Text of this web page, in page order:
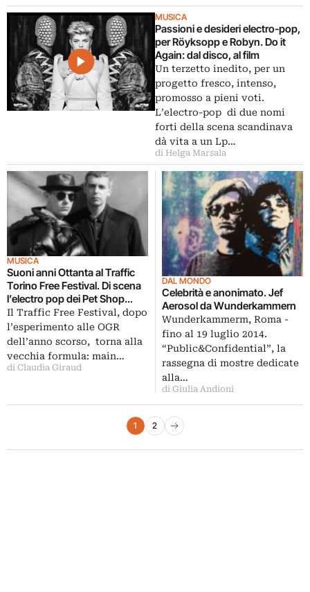
MUSICA
Passioni e desideri electro-pop,
per Röyksopp e Robyn. Do it
Again: dal disco, al film
Un terzetto inedito, per un
progetto fresco, intenso,
promosso a pieni voti.
L’electro-pop di due nomi
forti della scena scandinava
dà vita a un Lp…
di Helga Marsala
MUSICA
Suoni anni Ottanta al Traffic
Torino Free Festival. Di scena
l’electro pop dei Pet Shop
Boys e la Trilogia del Potere dei
Litfiba
Il Traffic Free Festival, dopo
l’esperimento alle OGR
dell’anno scorso, torna alla
vecchia formula: main…
di Claudia Giraud
DAL MONDO
Celebrità e anonimato. Jef
Aerosol da Wunderkammern
Wunderkammerm, Roma -
fino al 19 luglio 2014.
“Public&Confidential”, la
rassegna di mostre dedicate
alla…
di Giulia Andioni
Paginazione degli articoli
1 2
Pagina successiva